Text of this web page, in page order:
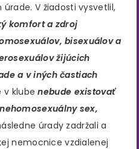
V žiadosti vysvetlil,
komfort a zdroj
bisexuálov a
žijúcich
a v iných častiach
v klube nebude existovať
sex,
úrady zadržali a
nemocnice vzdialenej